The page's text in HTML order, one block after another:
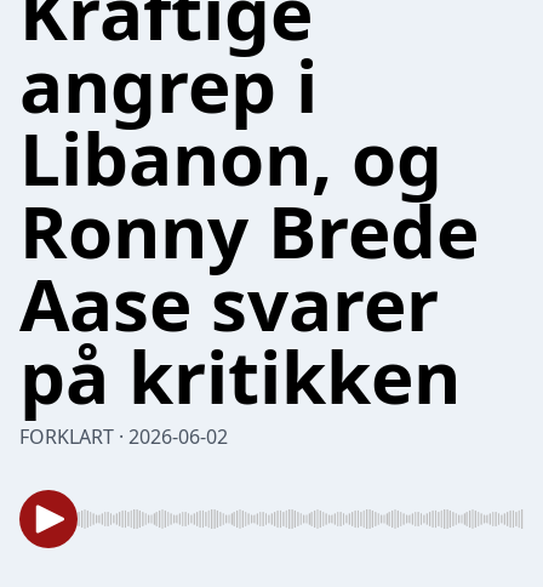
angrep i
Libanon, og
Ronny Brede
Aase svarer
på kritikken
FORKLART · 2026-06-02